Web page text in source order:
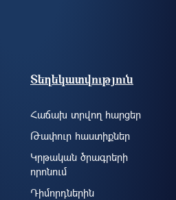
Տեղեկատվություն
Հաճախ տրվող հարցեր
Թափուր հաստիքներ
Կրթական ծրագրերի
որոնում
Դիմորդներին